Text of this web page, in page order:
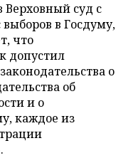
Верховный суд с
выборов в Госдуму,
что
допустил
о
об
и о
каждое из